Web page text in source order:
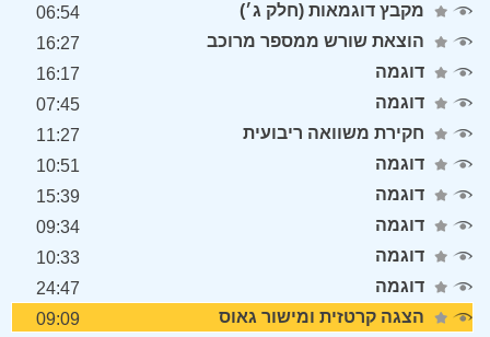
מקבץ דוגמאות (חלק ג׳)
06:54
הוצאת שורש ממספר מרוכב
16:27
דוגמה
16:17
דוגמה
07:45
חקירת משוואה ריבועית
11:27
דוגמה
10:51
דוגמה
15:39
דוגמה
09:34
דוגמה
10:33
דוגמה
24:47
הצגה קרטזית ומישור גאוס
09:09